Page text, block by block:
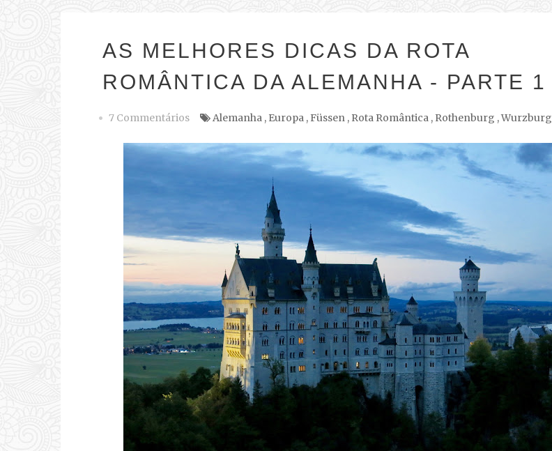
AS MELHORES DICAS DA ROTA
ROMÂNTICA DA ALEMANHA - PARTE 1
7 Commentários Alemanha , Europa , Füssen , Rota Romântica , Rothenburg ,Wurzburg